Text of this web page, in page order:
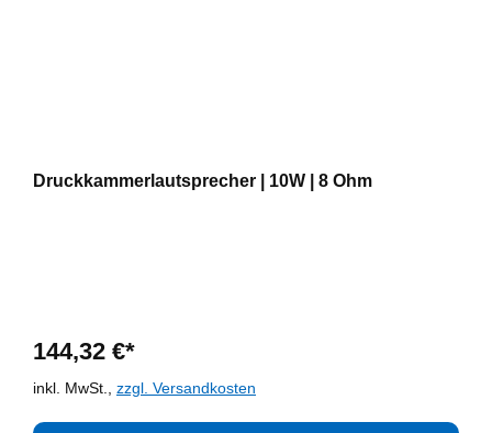
Druckkammerlautsprecher | 10W | 8 Ohm
144,32 €*
inkl. MwSt., zzgl. Versandkosten